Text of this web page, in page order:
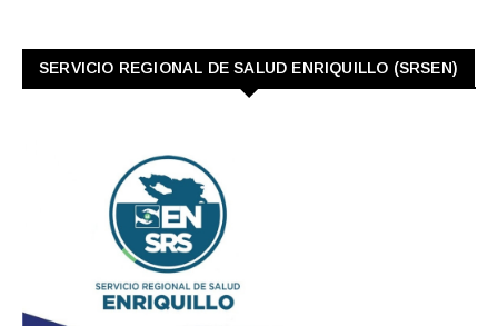
SERVICIO REGIONAL DE SALUD ENRIQUILLO (SRSEN)